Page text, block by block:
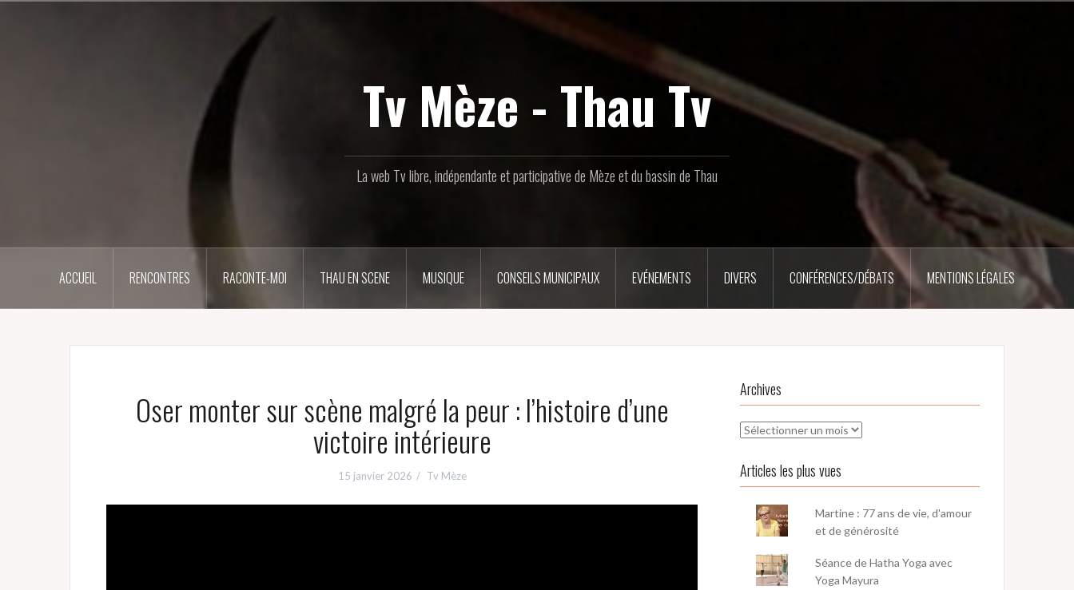
Tv Mèze - Thau Tv
La web Tv libre, indépendante et participative de Mèze et du bassin de Thau
ACCUEIL RENCONTRES RACONTE-MOI THAU EN SCENE MUSIQUE CONSEILS MUNICIPAUX EVÉNEMENTS DIVERS CONFÉRENCES/DÉBATS MENTIONS LÉGALES
Oser monter sur scène malgré la peur : l’histoire d’une
victoire intérieure
15 janvier 2026 Tv Mèze
Archives
Archives
Articles les plus vues
Martine : 77 ans de vie, d'amour
et de générosité
Séance de Hatha Yoga avec
Yoga Mayura